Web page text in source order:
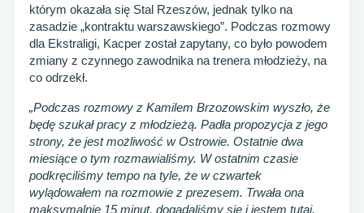
którym okazała się Stal Rzeszów, jednak tylko na
zasadzie „kontraktu warszawskiego”. Podczas rozmowy
dla Ekstraligi, Kacper został zapytany, co było powodem
zmiany z czynnego zawodnika na trenera młodzieży, na
co odrzekł.
„Podczas rozmowy z Kamilem Brzozowskim wyszło, że
będę szukał pracy z młodzieżą. Padła propozycja z jego
strony, że jest możliwość w Ostrowie. Ostatnie dwa
miesiące o tym rozmawialiśmy. W ostatnim czasie
podkręciliśmy tempo na tyle, że w czwartek
wylądowałem na rozmowie z prezesem. Trwała ona
maksymalnie 15 minut, dogadaliśmy się i jestem tutaj.